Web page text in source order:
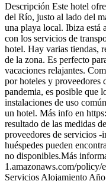
Descripción Este hotel
del Río, justo al lado del
una playa local. Ibiza está
con los servicios de
hotel. Hay varias tiendas,
de la zona. Es perfecto
vacaciones relajantes.
por hoteles y proveedores
pandemia, es posible que
instalaciones de uso
un hotel. Más info en
resultado de las medidas
proveedores de servicios
huéspedes pueden
no disponibles.Más
1.amazonaws.com/policy/
Servicios Alojamiento